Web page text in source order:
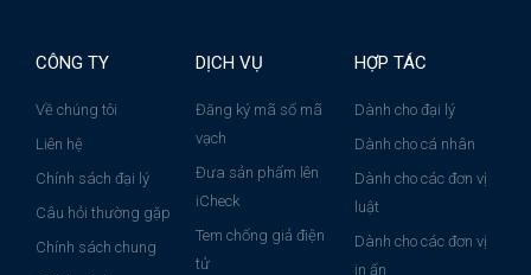
CÔNG TY
Về chúng tôi
Liên hệ
Chính sách đại lý
Câu hỏi thường gặp
Chính sách chung
DỊCH VỤ
Đăng ký mã số mã
vạch
Đưa sản phẩm lên
iCheck
Tem chống giả điện
tử
HỢP TÁC
Dành cho đại lý
Dành cho cá nhân
Dành cho các đơn vị
luật
Dành cho các đơn vị
in ấn